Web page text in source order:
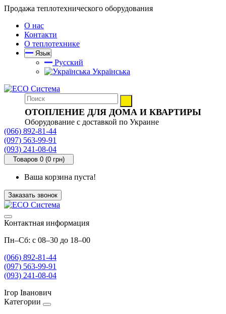
Продажа теплотехнического оборудования
О нас
Контакти
О теплотехнике
Язык
Русский
Українська
ОТОПЛЕНИЕ ДЛЯ ДОМА И КВАРТИРЫ
Оборудование с доставкой по Украине
(066) 892-81-44
(097) 563-99-91
(093) 241-08-04
Товаров 0 (0 грн)
Ваша корзина пуста!
Заказать звонок
Контактная информация
Пн–Сб: с 08–30 до 18–00
(066) 892-81-44
(097) 563-99-91
(093) 241-08-04
Ігор Іванович
Категории